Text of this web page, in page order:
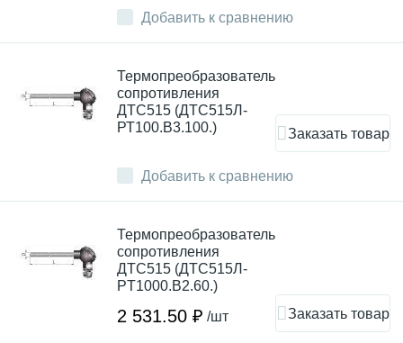
Добавить к сравнению
Добавить к сравнению
Термопреобразователь
сопротивления
ДТC515 (ДТС515Л-
РТ100.В3.100.)
Заказать товар
Термопреобразователь
сопротивления
ДТC515 (ДТС515Л-
PT1000.В2.60.)
2 531.50 ₽ /шт Заказать товар